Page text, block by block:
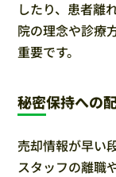
したり、患者離
院の理念や診療
重要です。
秘密保持への
売却情報が早い
スタッフの離職